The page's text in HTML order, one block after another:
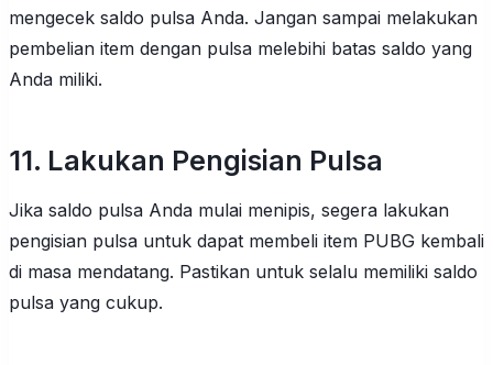
mengecek saldo pulsa Anda. Jangan sampai melakukan
pembelian item dengan pulsa melebihi batas saldo yang
Anda miliki.
11. Lakukan Pengisian Pulsa
Jika saldo pulsa Anda mulai menipis, segera lakukan
pengisian pulsa untuk dapat membeli item PUBG kembali
di masa mendatang. Pastikan untuk selalu memiliki saldo
pulsa yang cukup.